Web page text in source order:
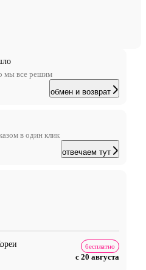
мы все решим
обмен и возврат
в один клик
отвечаем тут
бесплатно
с 20 августа